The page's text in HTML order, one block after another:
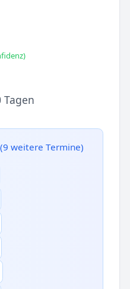
Tagen
(9 weitere Termine)